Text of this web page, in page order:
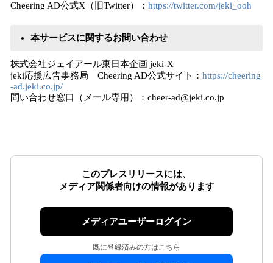
Cheering AD公式X（旧Twitter）： https://twitter.com/jeki_ooh
本サービスに関するお問い合わせ
株式会社ジェイアール東日本企画 jeki-X
jeki応援広告事務局 Cheering AD公式サイト： https://cheering
-ad.jeki.co.jp/
問い合わせ窓口（メール専用）：cheer-ad@jeki.co.jp
このプレスリリースには、
メディア関係者向けの情報があります
メディアユーザーログイン
既に登録済みの方はこちら